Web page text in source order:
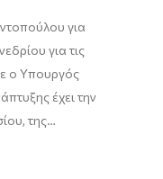
για
για τις
ο Υπουργός
έχει την
της…